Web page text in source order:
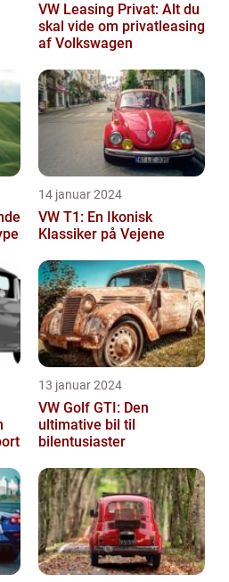
VW Leasing Privat: Alt du
skal vide om privatleasing
af Volkswagen
14 januar 2024
VW T1: En Ikonisk
Klassiker på Vejene
13 januar 2024
VW Golf GTI: Den
ultimative bil til
bilentusiaster